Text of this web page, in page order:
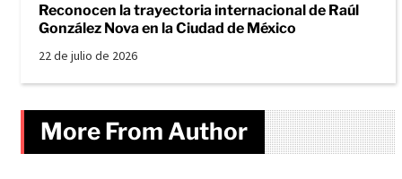
Reconocen la trayectoria internacional de Raúl
González Nova en la Ciudad de México
22 de julio de 2026
More From Author